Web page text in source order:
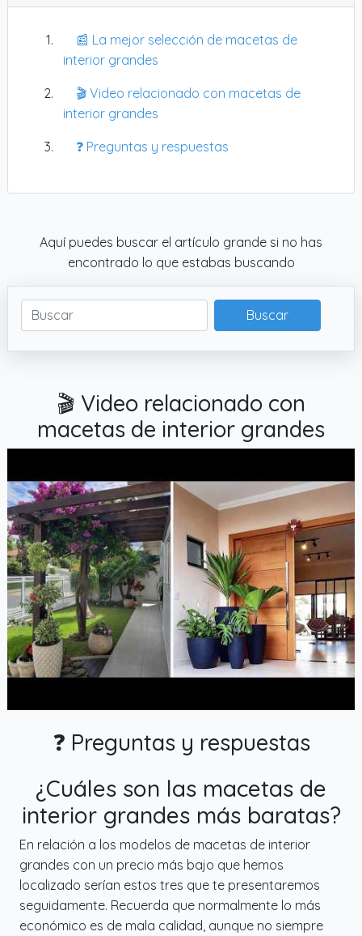
📰 La mejor selección de macetas de
interior grandes
🎬 Video relacionado con macetas de
interior grandes
❓ Preguntas y respuestas
Aquí puedes buscar el artículo grande si no has
encontrado lo que estabas buscando
Buscar
🎬 Video relacionado con
macetas de interior grandes
❓ Preguntas y respuestas
¿Cuáles son las macetas de
interior grandes más baratas?
En relación a los modelos de macetas de interior
grandes con un precio más bajo que hemos
localizado serían estos tres que te presentaremos
seguidamente. Recuerda que normalmente lo más
económico es de mala calidad, aunque no siempre